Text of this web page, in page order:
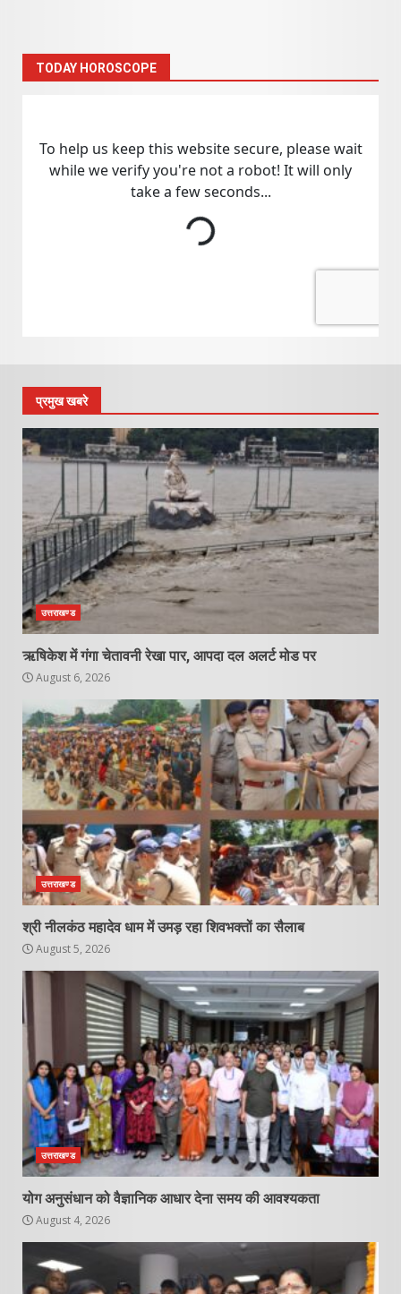
TODAY HOROSCOPE
प्रमुख खबरे
उत्तराखण्ड
ऋषिकेश में गंगा चेतावनी रेखा पार, आपदा दल अलर्ट मोड पर
August 6, 2026
उत्तराखण्ड
श्री नीलकंठ महादेव धाम में उमड़ रहा शिवभक्तों का सैलाब
August 5, 2026
उत्तराखण्ड
योग अनुसंधान को वैज्ञानिक आधार देना समय की आवश्यकता
August 4, 2026